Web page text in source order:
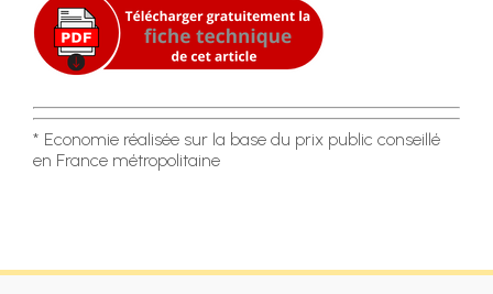
* Economie réalisée sur la base du prix public conseillé
en France métropolitaine